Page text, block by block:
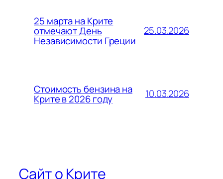
25 марта на Крите
отмечают День
Независимости Греции
25.03.2026
Стоимость бензина на
Крите в 2026 году 10.03.2026
Сайт о Крите